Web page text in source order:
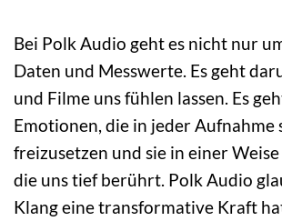
Bei Polk Audio geht es nicht nur
Daten und Messwerte. Es geht
und Filme uns fühlen lassen. Es
Emotionen, die in jeder Aufnahme
freizusetzen und sie in einer
die uns tief berührt. Polk Audio
Klang eine transformative Kraft